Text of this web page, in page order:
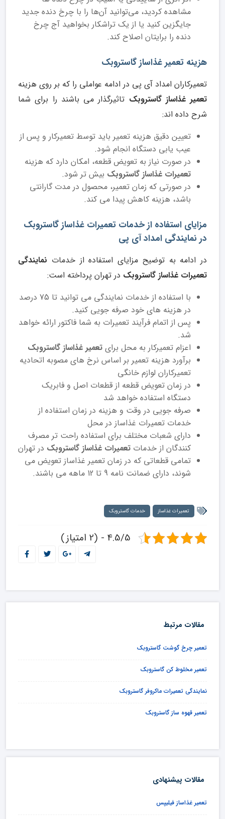
مشاهده کردید، می‌توانید آن‌‌‌‌‌‌‌‌ها را با چرخ ‌دنده جدید
جایگزین کنید یا از یک تراشکار بخواهید آج چرخ
‌دنده را برایتان اصلاح کند.
هزینه تعمیر غذاساز گاستروبک
تعمیرکاران امداد آی پی در ادامه عواملی را که بر روی هزینه
تعمیر غذاساز گاستروبک تاثیرگذار می باشند را برای شما
شرح داده اند:
تعیین دقیق هزینه تعمیر باید توسط تعمیرکار و پس از
عیب یابی دستگاه انجام شود.
در صورت نیاز به تعویض قطعه، امکان دارد که هزینه
تعمیرات غذاساز گاستروبک بیش تر شود.
در صورتی که زمان تعمیر، محصول در مدت گارانتی
باشد، هزینه کاهش پیدا می کند.
مزایای استفاده از خدمات تعمیرات غذاساز گاستروبک
در نمایندگی امداد آی پی
در ادامه به توضیح مزایای استفاده از خدمات نمایندگی
تعمیرات غذاساز گاستروبک در تهران پرداخته است:
با استفاده از خدمات نمایندگی می توانید تا 75 درصد
در هزینه های خود صرفه جویی کنید.
پس از اتمام فرآیند تعمیرات به شما فاکتور ارائه خواهد
شد.
اعزام تعمیرکار به محل برای تعمیر غذاساز گاستروبک
برآورد هزینه تعمیر بر اساس نرخ های مصوبه اتحادیه
تعمیرکاران لوازم خانگی
در زمان تعویض قطعه از قطعات اصل و فابریک
دستگاه استفاده خواهد شد
صرفه جویی در وقت و هزینه در زمان استفاده از
خدمات تعمیرات غذاساز در محل
دارای شعبات مختلف برای استفاده راحت تر مصرف
کنندگان از خدمات تعمیرات غذاساز گاستروبک در تهران
تمامی قطعاتی که در زمان تعمیر غذاساز تعویض می
شوند، دارای ضمانت نامه 9 تا 12 ماهه می باشند.
تعمیرات غذاساز خدمات گاستروبک
4.5/5 - (2 امتیاز)
مقالات مرتبط
تعمیر چرخ گوشت گاستروبک
تعمیر مخلوط کن گاستروبک
نمایندگی تعمیرات ماکروفر گاستروبک
تعمیر قهوه ساز گاستروبک
مقالات پیشنهادی
تعمیر غذاساز فیلیپس